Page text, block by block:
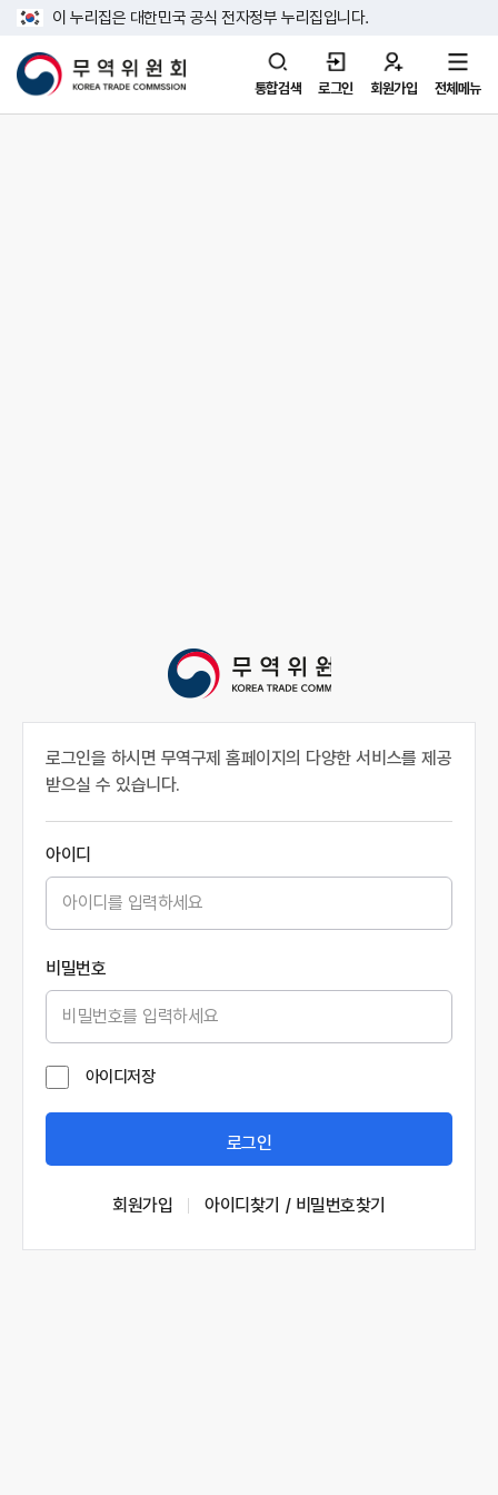
이 누리집은 대한민국 공식 전자정부 누리집입니다.
통합검색 로그인 회원가입 전체메뉴
로그인을 하시면 무역구제 홈페이지의 다양한 서비스를 제공
받으실 수 있습니다.
아이디
비밀번호
아이디저장
로그인
회원가입 아이디찾기 / 비밀번호찾기